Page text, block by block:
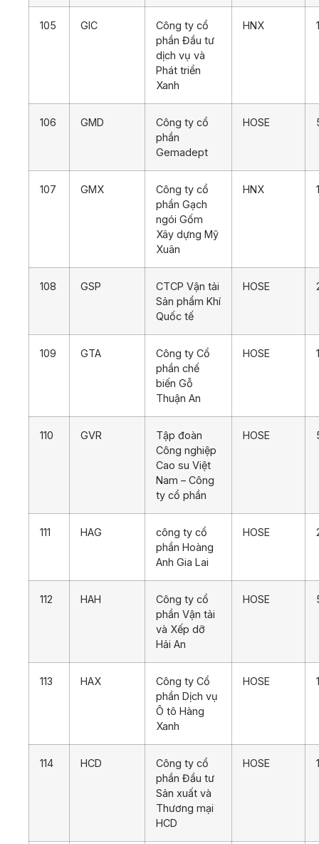
105 GIC
Công ty cổ
phần Đầu tư
dịch vụ và
Phát triển
Xanh
HNX
106 GMD
Công ty cổ
phần
Gemadept
HOSE
107 GMX
Công ty cổ
phần Gạch
ngói Gốm
Xây dựng Mỹ
Xuân
HNX
108 GSP
CTCP Vận tải
Sản phẩm Khí
Quốc tế
HOSE
109 GTA
Công ty Cổ
phần chế
biến Gỗ
Thuận An
HOSE
110 GVR
Tập đoàn
Công nghiệp
Cao su Việt
Nam – Công
ty cổ phần
HOSE
111 HAG
công ty cổ
phần Hoàng
Anh Gia Lai
HOSE
112 HAH
Công ty cổ
phần Vận tải
và Xếp dỡ
Hải An
HOSE
113 HAX
Công ty Cổ
phần Dịch vụ
Ô tô Hàng
Xanh
HOSE
114 HCD
Công ty cổ
phần Đầu tư
Sản xuất và
Thương mại
HCD
HOSE